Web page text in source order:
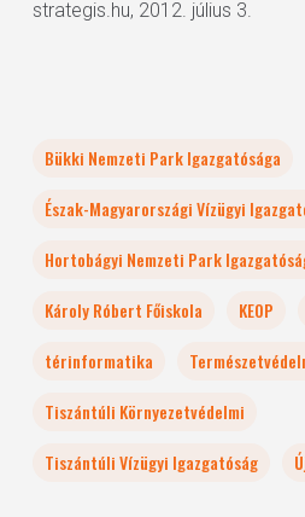
strategis.hu, 2012. július 3.
Bükki Nemzeti Park Igazgatósága
Észak-Magyarországi Vízügyi
Hortobágyi Nemzeti Park
Károly Róbert Főiskola
KEOP
térinformatika
Tiszántúli Környezetvédelmi
Tiszántúli Vízügyi Igazgatóság